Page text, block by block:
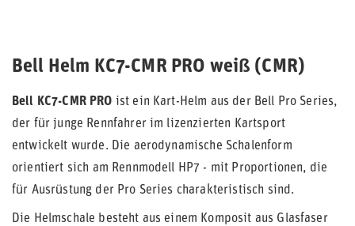
Bell Helm KC7-CMR PRO weiß (CMR)
Bell KC7-CMR PRO ist ein Kart-Helm aus der Bell Pro Series,
der für junge Rennfahrer im lizenzierten Kartsport
entwickelt wurde. Die aerodynamische Schalenform
orientiert sich am Rennmodell HP7 - mit Proportionen, die
für Ausrüstung der Pro Series charakteristisch sind.
Die Helmschale besteht aus einem Komposit aus Glasfaser